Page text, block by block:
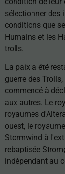
sélectionner des
conditions que
Humains et les
trolls.
La paix a été
guerre des
commencé à
aux autres. Le
royaumes
ouest, le
Stormwind à
rebaptisée
indépendant au